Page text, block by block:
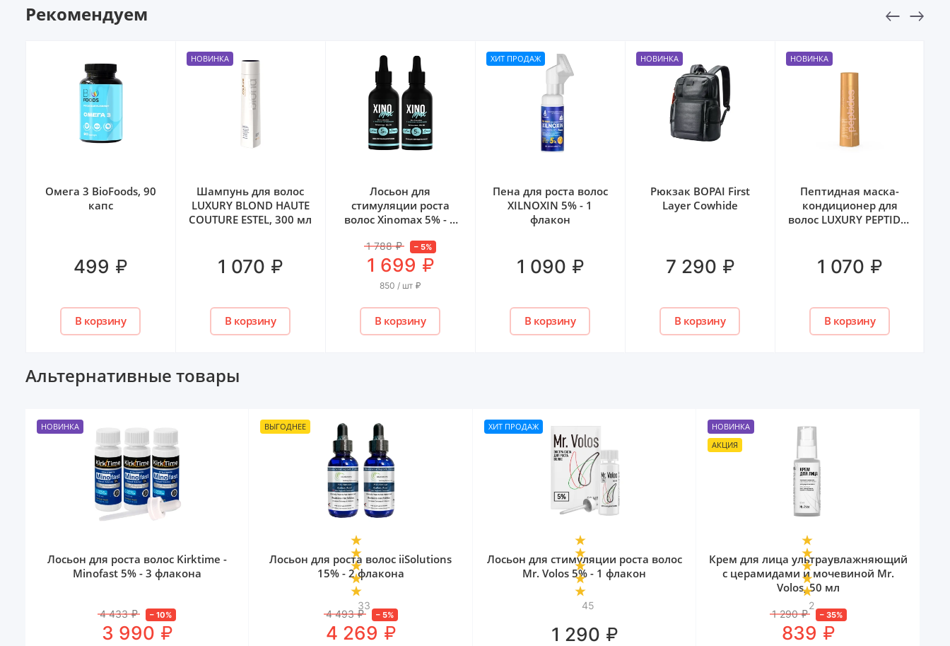
Рекомендуем
Омега 3 BioFoods, 90
капс
499 ₽
В корзину
НОВИНКА
Шампунь для волос
LUXURY BLOND HAUTE
COUTURE ESTEL, 300 мл
1 070 ₽
В корзину
Лосьон для
стимуляции роста
волос Xinomаx 5% - 2
1 788 ₽ – 5%
1 699 ₽
850 / шт ₽
В корзину
ХИТ ПРОДАЖ
Пена для роста волос
XILNOXIN 5% - 1
флакон
1 090 ₽
В корзину
НОВИНКА
Рюкзак BOPAI First
Layer Cowhide
7 290 ₽
В корзину
НОВИНКА
Пептидная маска-
кондиционер для
волос LUXURY PEPTIDES
1 070 ₽
В корзину
Альтернативные товары
НОВИНКА
Лосьон для роста волос Kirktime -
Minofast 5% - 3 флакона
4 433 ₽ –10%
3 990 ₽
ВЫГОДНЕЕ
33
Лосьон для роста волос iiSolutions
15% - 2 флакона
4 493 ₽ – 5%
4 269 ₽
ХИТ ПРОДАЖ
45
Лосьон для стимуляции роста волос
Mr. Volos 5% - 1 флакон
1 290 ₽
НОВИНКА
АКЦИЯ
2
Крем для лица ультраувлажняющий
с церамидами и мочевиной Mr.
Volos, 50 мл
1 290 ₽ – 35%
839 ₽